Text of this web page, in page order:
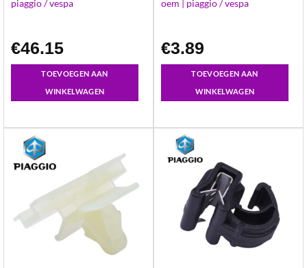
piaggio / vespa
€46.15
TOEVOEGEN AAN
WINKELWAGEN
oem | piaggio / vespa
€3.89
TOEVOEGEN AAN
WINKELWAGEN